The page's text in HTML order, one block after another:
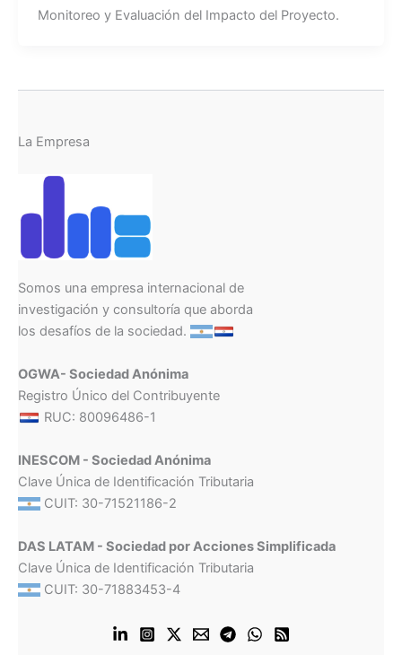
Monitoreo y Evaluación del Impacto del Proyecto.
La Empresa
Somos una empresa internacional de
investigación y consultoría que aborda
los desafíos de la sociedad.
OGWA- Sociedad Anónima
Registro Único del Contribuyente
RUC: 80096486-1
INESCOM - Sociedad Anónima
Clave Única de Identificación Tributaria
CUIT: 30-71521186-2
DAS LATAM - Sociedad por Acciones Simplificada
Clave Única de Identificación Tributaria
CUIT: 30-71883453-4